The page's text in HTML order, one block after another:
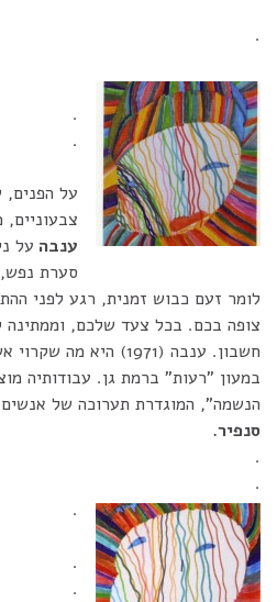
.
.
.
על
ענבה
סערת
לומר זעם כבוש זמנית, רגע לפני
צופה בכם. בכל צעד שלכם,
חשבון. ענבה (1971) היא מה שקרוי אשה מיוחדת. היא מתגוררת
במעון "רעות" ברמת גן. עבודותיה
הנשמה", המוגדרת תערוכה של אנשים
סנפיר.
.
.
.
.
.